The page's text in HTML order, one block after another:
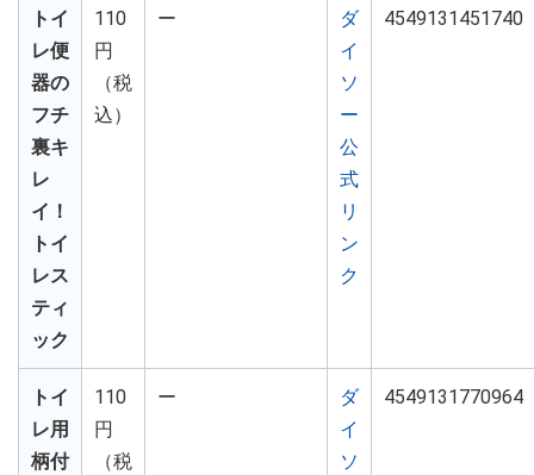
トイ
レ便
器の
フチ
裏キ
レ
イ！
トイ
レス
ティ
ック
110
円
（税
込）
ー
ダ
イ
ソ
ー
公
式
リ
ン
ク
4549131451740
トイ
レ用
柄付
110
円
（税
ー
ダ
イ
ソ
4549131770964